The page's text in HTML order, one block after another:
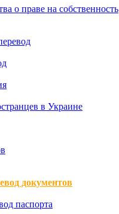
о праве на собственность
в Украине
документов
паспорта